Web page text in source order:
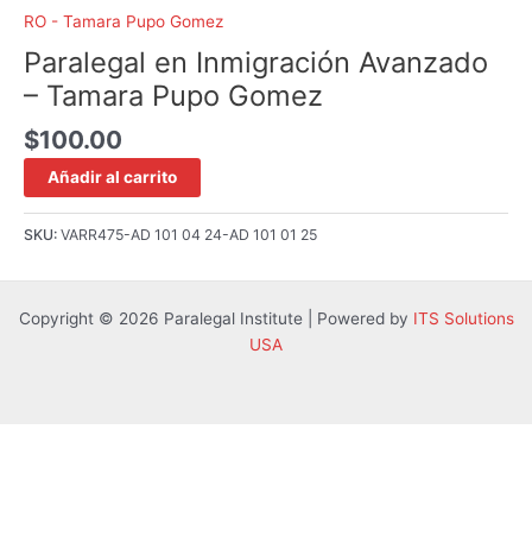
RO - Tamara Pupo Gomez
Paralegal en Inmigración Avanzado
– Tamara Pupo Gomez
$100.00
Añadir al carrito
SKU: VARR475-AD 101 04 24-AD 101 01 25
Copyright © 2026 Paralegal Institute | Powered by ITS Solutions
USA